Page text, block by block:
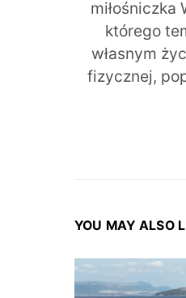
którego
własnym
fizycznej,
YOU MAY ALSO